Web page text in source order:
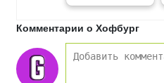
Комментарии о Хофбург